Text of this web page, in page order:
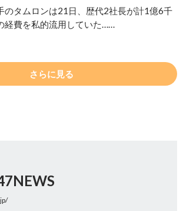
のタムロンは21日、歴代2社長が計1億6千
経費を私的流用していた……
さらに見る